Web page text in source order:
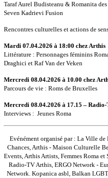
Taraf Aurel Budisteanu & Romanita
Seven Kadrievi Fusion
Rencontres culturelles et actions de
Mardi 07.04.2026 à 18:00 chez Arthis
Littérature : Personnages féminins
Draghici et Raf Van der Veken
Mercredi 08.04.2026 à 10.00 chez
Parcours de vie : Roms de Bruxelles
Mercredi 08.04.2026 à 17.15 –
Interviews : Jeunes Roma
Evénément organisé par : La Ville
Chances, Arthis - Maison Culturelle
Events, Arthis Artists, Femmes Roma
Radio-TV Arthis, ERGO Network -
Network. Kopanica asbl, Balkan